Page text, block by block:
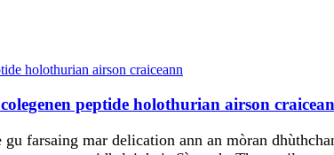
peptide holothurian airson
farsaing mar delication ann an mòran